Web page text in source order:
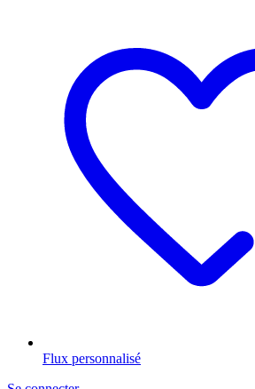
Flux personnalisé